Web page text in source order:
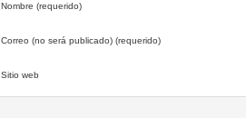
Nombre (requerido)
Correo (no será publicado) (requerido)
Sitio web